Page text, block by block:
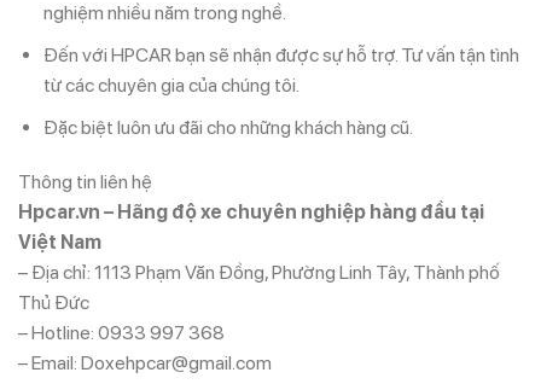
nghiệm nhiều năm trong nghề.
Đến với HPCAR bạn sẽ nhận được sự hỗ trợ. Tư vấn tận tình
từ các chuyên gia của chúng tôi.
Đặc biệt luôn ưu đãi cho những khách hàng cũ.
Thông tin liên hệ
Hpcar.vn – Hãng độ xe chuyên nghiệp hàng đầu tại
Việt Nam
– Địa chỉ: 1113 Phạm Văn Đồng, Phường Linh Tây, Thành phố
Thủ Đức
– Hotline: 0933 997 368
– Email: Doxehpcar@gmail.com